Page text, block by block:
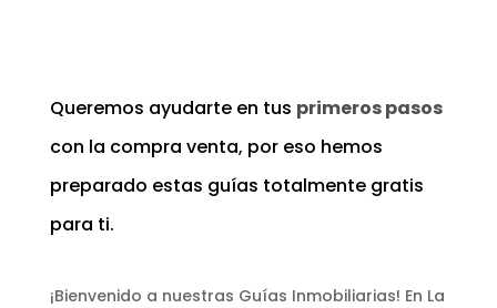
Queremos ayudarte en tus primeros pasos
con la compra venta, por eso hemos
preparado estas guías totalmente gratis
para ti.
¡Bienvenido a nuestras Guías Inmobiliarias! En La